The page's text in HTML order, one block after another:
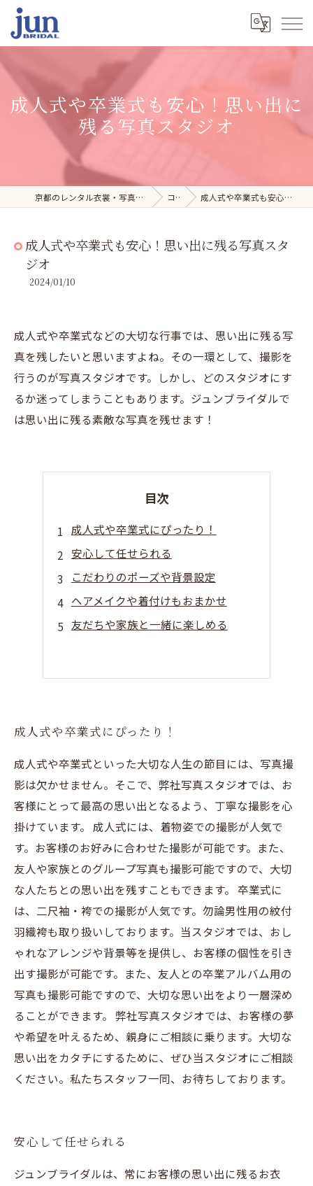
成人式や卒業式も安心！思い出に
残る写真スタジオ
京都のレンタル衣裳・写真スタジオならジュンブライダル コラム 成人式や卒業式も安心！思い出に残る写真スタジオ
成人式や卒業式も安心！思い出に残る写真スタ
ジオ
2024/01/10
成人式や卒業式などの大切な行事では、思い出に残る写
真を残したいと思いますよね。その一環として、撮影を
行うのが写真スタジオです。しかし、どのスタジオにす
るか迷ってしまうこともあります。ジュンブライダルで
は思い出に残る素敵な写真を残せます！
目次
成人式や卒業式にぴったり！
安心して任せられる
こだわりのポーズや背景設定
ヘアメイクや着付けもおまかせ
友だちや家族と一緒に楽しめる
成人式や卒業式にぴったり！
成人式や卒業式といった大切な人生の節目には、写真撮
影は欠かせません。そこで、弊社写真スタジオでは、お
客様にとって最高の思い出となるよう、丁寧な撮影を心
掛けています。 成人式には、着物姿での撮影が人気で
す。お客様のお好みに合わせた撮影が可能です。また、
友人や家族とのグループ写真も撮影可能ですので、大切
な人たちとの思い出を残すこともできます。 卒業式に
は、二尺袖・袴での撮影が人気です。勿論男性用の紋付
羽織袴も取り扱いしております。当スタジオでは、おし
ゃれなアレンジや背景等を提供し、お客様の個性を引き
出す撮影が可能です。また、友人との卒業アルバム用の
写真も撮影可能ですので、大切な思い出をより一層深め
ることができます。 弊社写真スタジオでは、お客様の夢
や希望を叶えるため、親身にご相談に乗ります。大切な
思い出をカタチにするために、ぜひ当スタジオにご相談
ください。私たちスタッフ一同、お待ちしております。
安心して任せられる
ジュンブライダルは、常にお客様の思い出に残るお衣